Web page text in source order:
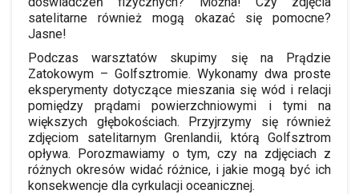
satelitarne również mogą okazać się pomocne?
Jasne!
Podczas warsztatów skupimy się na Prądzie
Zatokowym – Golfsztromie. Wykonamy dwa proste
eksperymenty dotyczące mieszania się wód i relacji
pomiędzy prądami powierzchniowymi i tymi na
większych głębokościach. Przyjrzymy się również
zdjęciom satelitarnym Grenlandii, którą Golfsztrom
opływa. Porozmawiamy o tym, czy na zdjęciach z
różnych okresów widać różnice, i jakie mogą być ich
konsekwencje dla cyrkulacji oceanicznej.